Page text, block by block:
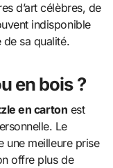
d’art célèbres, de
indisponible
sa qualité.
en bois ?
en carton est
Le
une meilleure prise
offre plus de